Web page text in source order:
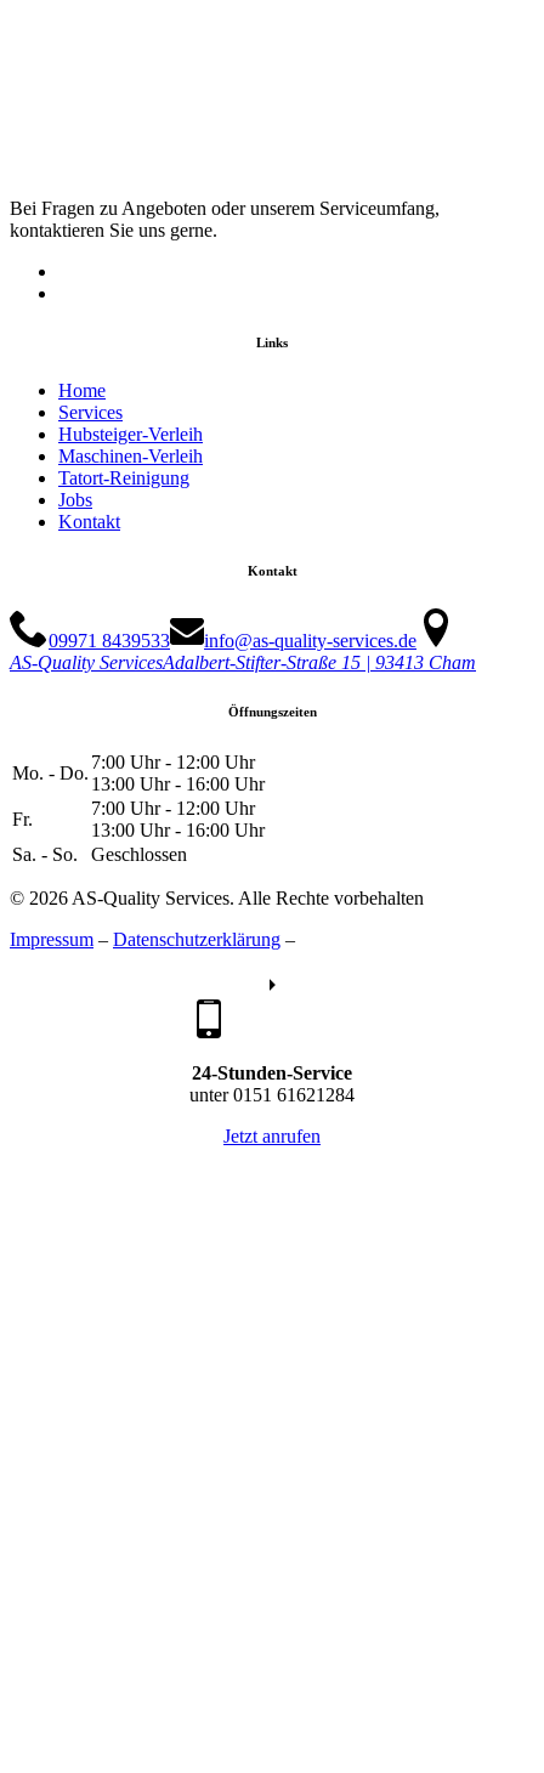
Bei Fragen zu Angeboten oder unserem Serviceumfang,
kontaktieren Sie uns gerne.
Links
Home
Services
Hubsteiger-Verleih
Maschinen-Verleih
Tatort-Reinigung
Jobs
Kontakt
Kontakt
09971 8439533
info@as-quality-services.de
AS-Quality ServicesAdalbert-Stifter-Straße 15 | 93413 Cham
Öffnungszeiten
Mo. - Do.
7:00 Uhr - 12:00 Uhr
13:00 Uhr - 16:00 Uhr
Fr.
7:00 Uhr - 12:00 Uhr
13:00 Uhr - 16:00 Uhr
Sa. - So.
Geschlossen
© 2026 AS-Quality Services. Alle Rechte vorbehalten
Impressum – Datenschutzerklärung –
24-Stunden-Service
unter 0151 61621284
Jetzt anrufen